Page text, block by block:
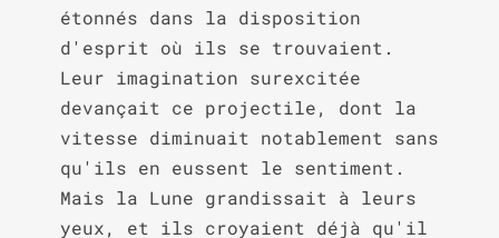
étonnés dans la disposition
d'esprit où ils se trouvaient.
Leur imagination surexcitée
devançait ce projectile, dont la
vitesse diminuait notablement sans
qu'ils en eussent le sentiment.
Mais la Lune grandissait à leurs
yeux, et ils croyaient déjà qu'il